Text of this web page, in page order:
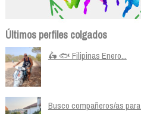
Últimos perfiles colgados
🛵 🐟 Filipinas Enero...
Busco compañeros/as